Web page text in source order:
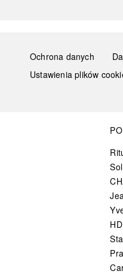
Ochrona danych
Ustawienia plików